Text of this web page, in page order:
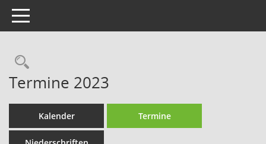
Toggle navigation
Rechercheauswahl
Termine 2023
Kalender Termine